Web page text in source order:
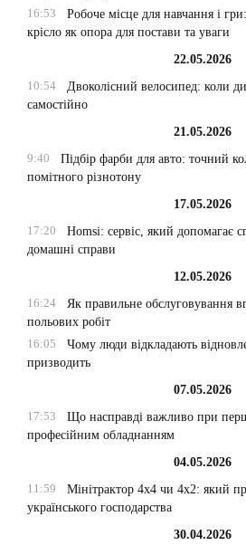
16:53
Робоче місце для навчання і
крісло як опора для постави та уваги
22.05.2026
10:54
Двоколісний велосипед: коли
самостійно
21.05.2026
9:40
Підбір фарби для авто: точний
помітного різнотону
17.05.2026
17:20
Homsi: сервіс, який допомагає
домашні справи
12.05.2026
16:24
Як правильне обслуговування
польових робіт
16:05
Чому люди відкладають
призводить
07.05.2026
17:53
Що насправді важливо при
професійним обладнанням
04.05.2026
11:59
Мінітрактор 4х4 чи 4х2: який
українського господарства
30.04.2026